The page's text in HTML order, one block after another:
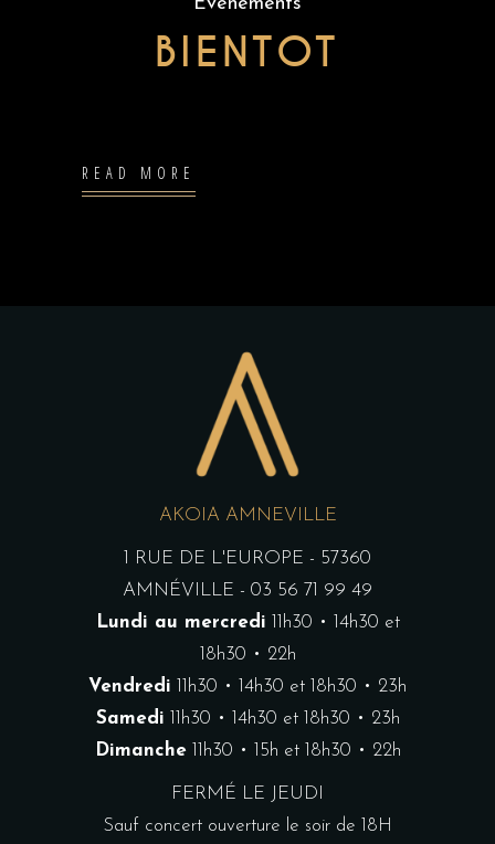
BIENTOT
READ MORE
AKOIA AMNEVILLE
1 RUE DE L'EUROPE - 57360
AMNÉVILLE - 03 56 71 99 49
Lundi au mercredi 11h30 • 14h30 et
18h30 • 22h
Vendredi 11h30 • 14h30 et 18h30 • 23h
Samedi 11h30 • 14h30 et 18h30 • 23h
Dimanche11h30 • 15h et 18h30 • 22h
FERMÉ LE JEUDI
Sauf concert ouverture le soir de 18H